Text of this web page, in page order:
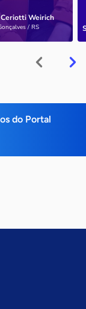
Weirich
/ RS
do Portal